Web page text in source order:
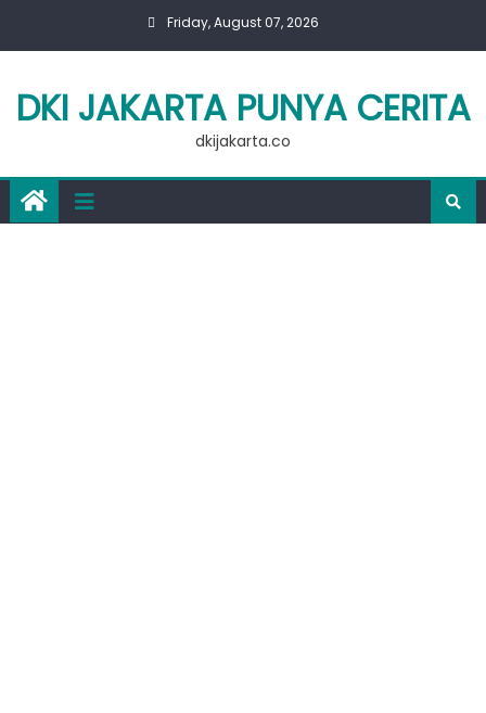
Friday, August 07, 2026
DKI JAKARTA PUNYA CERITA
dkijakarta.co